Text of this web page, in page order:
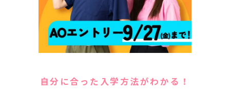
自分に合った入学方法がわかる！